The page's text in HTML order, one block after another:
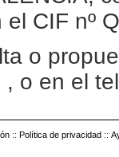
CIF nº
o
, o en el
:: Política de privacidad ::